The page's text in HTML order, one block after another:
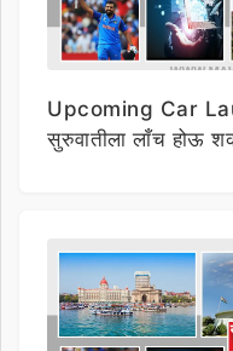
Upcoming Car
सुरुवातीला लाँच होऊ